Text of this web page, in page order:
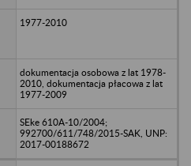
1977-2010
dokumentacja osobowa z lat 1978-
2010, dokumentacja płacowa z lat
1977-2009
SEke 610A-10/2004;
992700/611/748/2015-SAK, UNP:
2017-00188672